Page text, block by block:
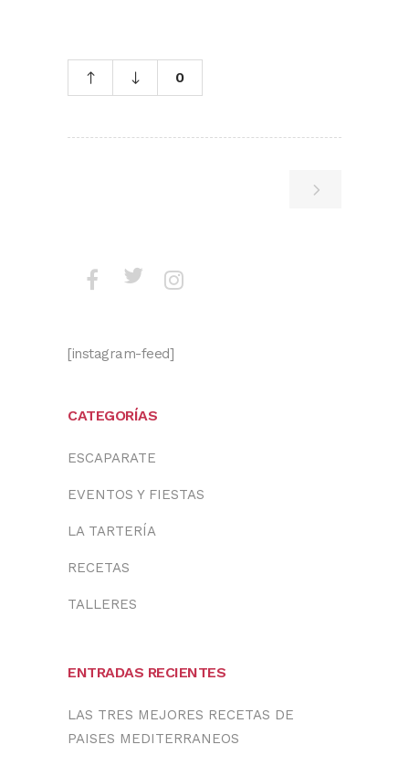
0
[instagram-feed]
CATEGORÍAS
ESCAPARATE
EVENTOS Y FIESTAS
LA TARTERÍA
RECETAS
TALLERES
ENTRADAS RECIENTES
LAS TRES MEJORES RECETAS DE
PAISES MEDITERRANEOS